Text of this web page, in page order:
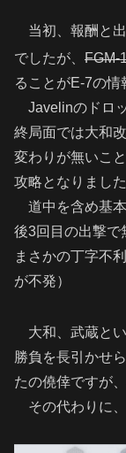
当初、報酬と
でしたが、 FGM-
ることがE-7の情
Javelinのドロ
終局面では大和
変わりが無いこ
攻略となりました
道中を含め基
後3回目の出撃で
まさかの丁字不
が不発）
大和、武蔵とい
勝負を長引かせ
たの僥倖ですが
その代わりに、